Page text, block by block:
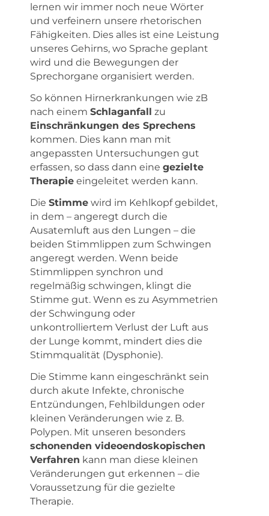
lernen wir immer noch neue Wörter
und verfeinern unsere rhetorischen
Fähigkeiten. Dies alles ist eine Leistung
unseres Gehirns, wo Sprache geplant
wird und die Bewegungen der
Sprechorgane organisiert werden.
So können Hirnerkrankungen wie zB
nach einem Schlaganfall zu
Einschränkungen des Sprechens
kommen. Dies kann man mit
angepassten Untersuchungen gut
erfassen, so dass dann eine gezielte
Therapie eingeleitet werden kann.
Die Stimme wird im Kehlkopf gebildet,
in dem – angeregt durch die
Ausatemluft aus den Lungen – die
beiden Stimmlippen zum Schwingen
angeregt werden. Wenn beide
Stimmlippen synchron und
regelmäßig schwingen, klingt die
Stimme gut. Wenn es zu Asymmetrien
der Schwingung oder
unkontrolliertem Verlust der Luft aus
der Lunge kommt, mindert dies die
Stimmqualität (Dysphonie).
Die Stimme kann eingeschränkt sein
durch akute Infekte, chronische
Entzündungen, Fehlbildungen oder
kleinen Veränderungen wie z. B.
Polypen. Mit unseren besonders
schonenden videoendoskopischen
Verfahren kann man diese kleinen
Veränderungen gut erkennen – die
Voraussetzung für die gezielte
Therapie.